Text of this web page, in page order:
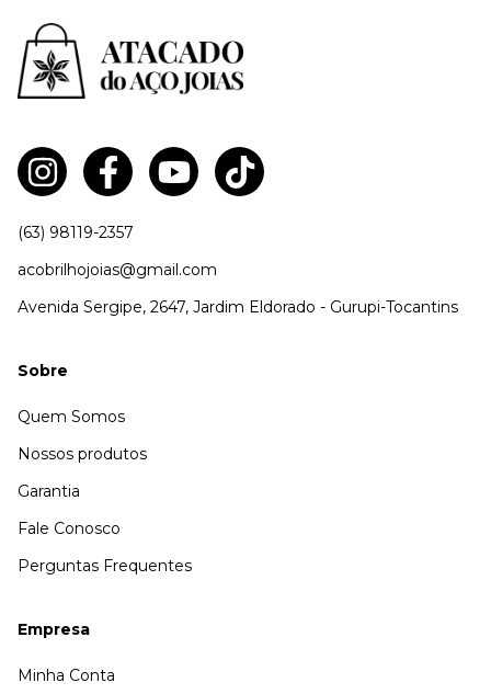
(63) 98119-2357
acobrilhojoias@gmail.com
Avenida Sergipe, 2647, Jardim Eldorado - Gurupi-Tocantins
Sobre
Quem Somos
Nossos produtos
Garantia
Fale Conosco
Perguntas Frequentes
Empresa
Minha Conta